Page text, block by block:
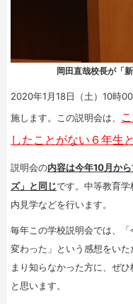
岡田直哉校長が「
2020年1月18日（土）10時
施します。この説明会は、
したことがない６年生
説明会の内容は今年10月か
ズ」と同じです。中等教育
内見学などを行います。
毎年この学校説明会では、
変わった」という感想をい
まり知らなかった方に、ぜ
と思います。